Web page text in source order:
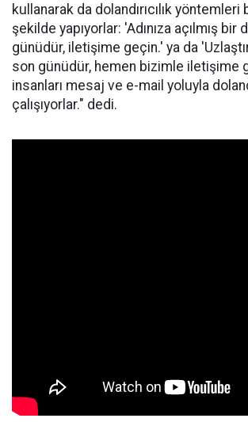
kullanarak da dolandırıcılık yöntemleri
şekilde yapıyorlar: 'Adınıza açılmış bir
günüdür, iletişime geçin.' ya da
son günüdür, hemen bizimle iletişime
insanları mesaj ve e-mail yoluyla
çalışıyorlar." dedi.